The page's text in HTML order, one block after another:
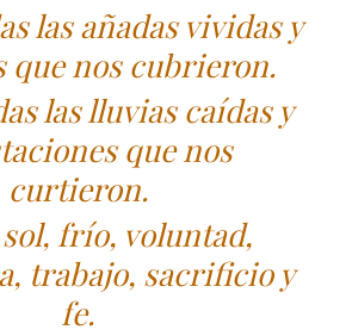
las añadas vividas y
que nos cubrieron.
las lluvias caídas y
que nos
curtieron.
frío, voluntad,
trabajo, sacrificio y
fe.